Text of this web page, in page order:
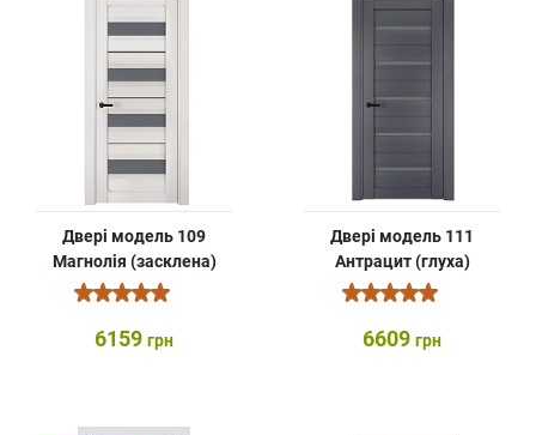
Двері модель 109
Магнолія (засклена)
6159 грн
Двері модель 111
Антрацит (глуха)
6609 грн